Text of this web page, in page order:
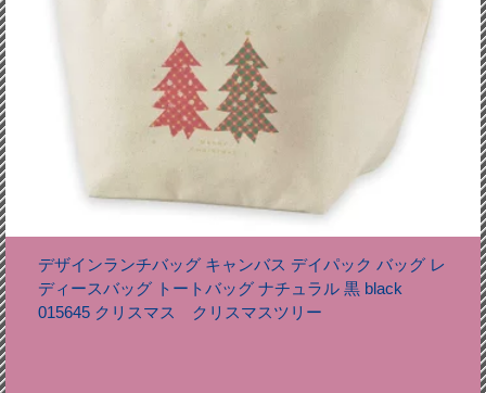
デザインランチバッグ キャンバス デイパック バッグ レ
ディースバッグ トートバッグ ナチュラル 黒 black
015645 クリスマス クリスマスツリー